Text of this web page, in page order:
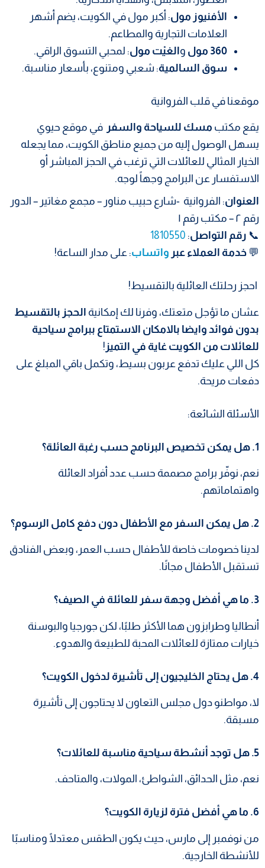
الأفنيوز مول: أكبر مول في الكويت، يضم أشهر
العلامات التجارية والمطاعم.
360 مول
والغيْت مول: لمحبي التسوق الراقي.
سوق السالمية: شعبي ومتنوع، بأسعار مناسبة.
موقعنا في قلب الفروانية
يقع مكتب مسك للسياحة والسفر في موقع حيوي
يسهل الوصول إليه من جميع مناطق الكويت، مما يجعله
الخيار المثالي للعائلات التي ترغب في الحجز المباشر أو
الاستفسار عن البرامج وجهاً لوجه.
العنوان: الفروانية -شارع حبيب مناور – مجمع مغاتير – الدور
رقم ٢ – مكتب رقم ١
📞 رقم التواصل:
1810550
💬 خدمة العملاء عبر واتساب: على مدار الساعة!
احجز رحلتك العائلية بالتقسيط!
عشان ما تؤجل متعتك، وفرنا لك إمكانية الحجز بالتقسيط
بدون فوائد وايضا بالامكان الاستمتاع ببرامج سياحية
للعائلات من الكويت غاية في التميز !
كل اللي عليك تدفع عربون بسيط، وتكمل باقي المبلغ على
دفعات مريحة.
الأسئلة الشائعة:
1. هل يمكن تخصيص البرنامج حسب رغبة العائلة؟
نعم، نوفّر برامج مصممة حسب عدد أفراد العائلة
واهتماماتهم.
2. هل يمكن السفر مع الأطفال دون دفع كامل الرسوم؟
لدينا خصومات خاصة للأطفال حسب العمر، وبعض الفنادق
تستقبل الأطفال مجانًا.
3. ما هي أفضل وجهة سفر للعائلة في الصيف؟
أنطاليا وطرابزون هما الأكثر طلبًا، لكن جورجيا والبوسنة
خيارات ممتازة للعائلات المحبة للطبيعة والهدوء.
4. هل يحتاج الخليجيون إلى تأشيرة لدخول الكويت؟
لا، مواطنو دول مجلس التعاون لا يحتاجون إلى تأشيرة
مسبقة.
5. هل توجد أنشطة سياحية مناسبة للعائلات؟
نعم، مثل الحدائق، الشواطئ، المولات، والمتاحف.
6. ما هي أفضل فترة لزيارة الكويت؟
من نوفمبر إلى مارس، حيث يكون الطقس معتدلًا ومناسبًا
للأنشطة الخارجية.